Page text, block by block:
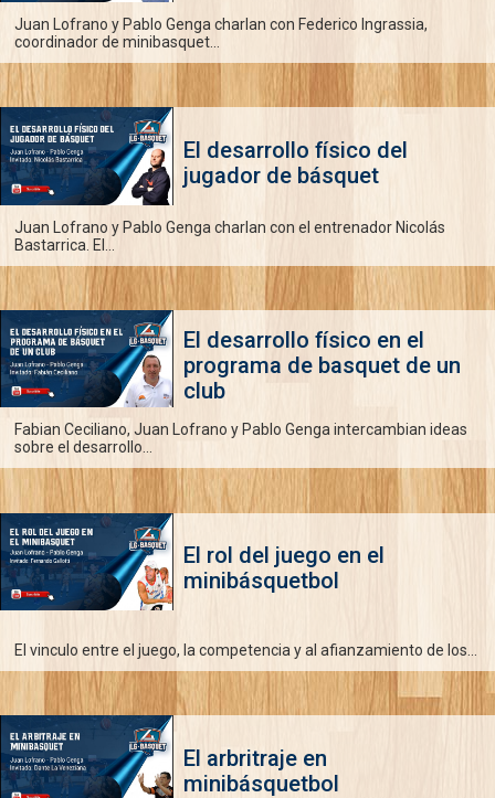
Juan Lofrano y Pablo Genga charlan con Federico Ingrassia,
coordinador de minibasquet...
El desarrollo físico del
jugador de básquet
Juan Lofrano y Pablo Genga charlan con el entrenador Nicolás
Bastarrica. El...
El desarrollo físico en el
programa de basquet de un
club
Fabian Ceciliano, Juan Lofrano y Pablo Genga intercambian ideas
sobre el desarrollo...
El rol del juego en el
minibásquetbol
El vinculo entre el juego, la competencia y al afianzamiento de los...
El arbritraje en
minibásquetbol